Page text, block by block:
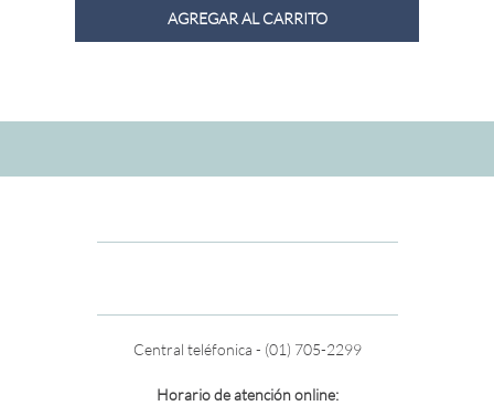
AGREGAR AL CARRITO
Central teléfonica - (01) 705-2299
Horario de atención online: